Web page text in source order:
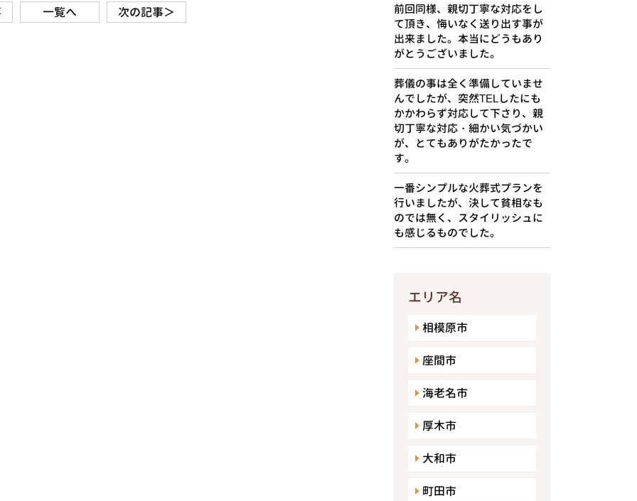
一覧へ 次の記事＞
前回同様、親切丁寧な対応をし
て頂き、悔いなく送り出す事が
出来ました。本当にどうもあり
がとうございました。
葬儀の事は全く準備していませ
んでしたが、突然TELしたにも
かかわらず対応して下さり、親
切丁寧な対応・細かい気づかい
が、とてもありがたかったで
す。
一番シンプルな火葬式プランを
行いましたが、決して貧相なも
のでは無く、スタイリッシュに
も感じるものでした。
エリア名
相模原市
座間市
海老名市
厚木市
大和市
町田市